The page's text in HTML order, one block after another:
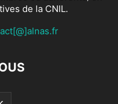
de la CNIL.